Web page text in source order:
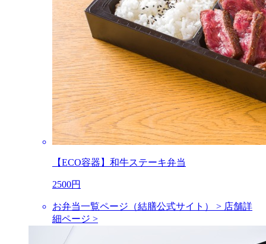
【ECO容器】和牛ステーキ弁当
2500円
お弁当一覧ページ（結膳公式サイト） > 店舗詳
細ページ >